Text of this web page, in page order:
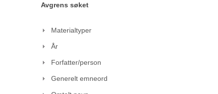
Avgrens søket
Materialtyper
År
Forfatter/person
Generelt emneord